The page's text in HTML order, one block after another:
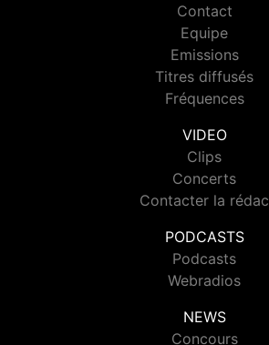
Contact
Equipe
Emissions
Titres diffusés
Fréquences
VIDEO
Clips
Concerts
Contacter la rédac
PODCASTS
Podcasts
Webradios
NEWS
Concours